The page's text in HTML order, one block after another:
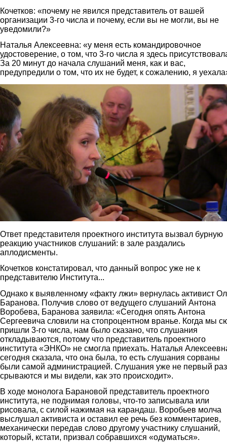
Кочетков: «почему не явился представитель от вашей
организации 3-го числа и почему, если вы не могли, вы не
уведомили?»
Наталья Алексеевна: «у меня есть командировочное
удостоверение, о том, что 3-го числа я здесь
За 20 минут до начала слушаний меня, как и вас,
предупредили о том, что их не будет, к сожалению, я
3.jpg
Ответ представителя проектного института вызвал бурную
реакцию участников слушаний: в зале раздались
аплодисменты.
Кочетков констатировал, что данный вопрос уже не к
представителю Института...
Однако к выявленному «факту лжи» вернулась активист
Баранова. Получив слово от ведущего слушаний Антона
Воробева, Баранова заявила: «Сегодня опять Антона
Сергеевича словили на стопроцентном вранье. Когда мы
пришли 3-го числа, нам было сказано, что слушания
откладываются, потому что представитель проектного
института «ЭНКО» не смогла приехать. Наталья
сегодня сказала, что она была, то есть слушания сорваны
были самой администрацией. Слушания уже не первый раз
срываются и мы видели, как это происходит».
В ходе монолога Барановой представитель проектного
института, не поднимая головы, что-то записывала или
рисовала, с силой нажимая на карандаш. Воробьев молча
выслушал активиста и оставил ее речь без комментариев,
механически передав слово другому участнику слушаний,
который, кстати, призвал собравшихся «одуматься».